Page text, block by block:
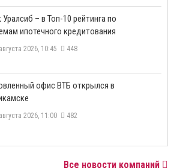
Уралсиб – в Топ-10 рейтинга по
ипотечного кредитования
2026, 10:45 448
офис ВТБ открылся в
2026, 11:00 482
Все новости компаний